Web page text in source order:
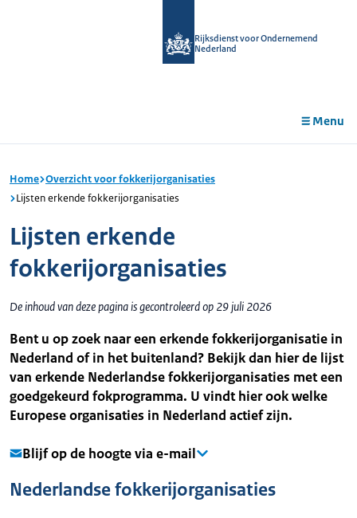
Rijksdienst voor Ondernemend
Nederland
Menu
Home Overzicht voor fokkerijorganisaties
Lijsten erkende fokkerijorganisaties
Lijsten erkende
fokkerijorganisaties
De inhoud van deze pagina is gecontroleerd op 29 juli 2026
Bent u op zoek naar een erkende fokkerijorganisatie in
Nederland of in het buitenland? Bekijk dan hier de lijst
van erkende Nederlandse fokkerijorganisaties met een
goedgekeurd fokprogramma. U vindt hier ook welke
Europese organisaties in Nederland actief zijn.
Blijf op de hoogte via e-mail
Nederlandse fokkerijorganisaties